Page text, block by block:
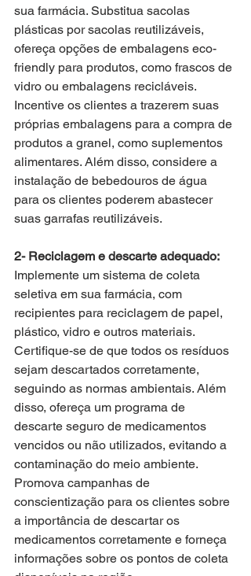
sua farmácia. Substitua sacolas
plásticas por sacolas reutilizáveis,
ofereça opções de embalagens eco-
friendly para produtos, como frascos de
vidro ou embalagens recicláveis.
Incentive os clientes a trazerem suas
próprias embalagens para a compra de
produtos a granel, como suplementos
alimentares. Além disso, considere a
instalação de bebedouros de água
para os clientes poderem abastecer
suas garrafas reutilizáveis.
2- Reciclagem e descarte adequado:
Implemente um sistema de coleta
seletiva em sua farmácia, com
recipientes para reciclagem de papel,
plástico, vidro e outros materiais.
Certifique-se de que todos os resíduos
sejam descartados corretamente,
seguindo as normas ambientais. Além
disso, ofereça um programa de
descarte seguro de medicamentos
vencidos ou não utilizados, evitando a
contaminação do meio ambiente.
Promova campanhas de
conscientização para os clientes sobre
a importância de descartar os
medicamentos corretamente e forneça
informações sobre os pontos de coleta